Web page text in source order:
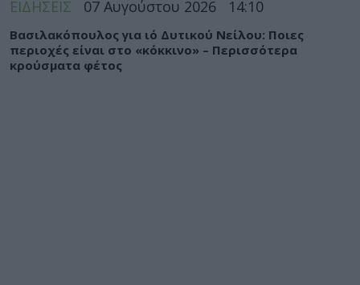
ΕΙΔΗΣΕΙΣ 07 Αυγούστου 2026 14:10
Βασιλακόπουλος για ιό Δυτικού Νείλου: Ποιες
περιοχές είναι στο «κόκκινο» – Περισσότερα
κρούσματα φέτος